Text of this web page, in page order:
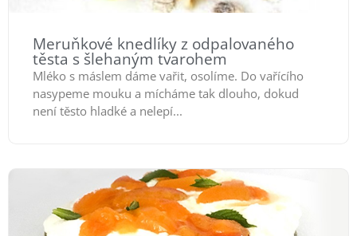
Meruňkové knedlíky z odpalovaného
těsta s šlehaným tvarohem
Mléko s máslem dáme vařit, osolíme. Do vařícího
nasypeme mouku a mícháme tak dlouho, dokud
není těsto hladké a nelepí...